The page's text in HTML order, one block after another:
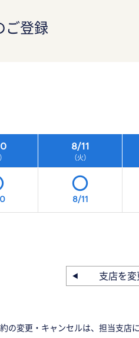
ご登録
8/11
（火）
8/11
支店を変
変更・キャンセルは、担当支店